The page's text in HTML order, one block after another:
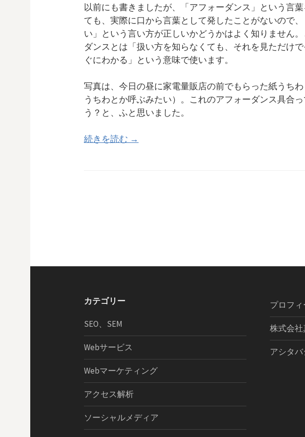
以前にも書きましたが、「アフォーダンス」という言
ても、実際に口から言葉として発したことがないので
い」という言い方が正しいかどうかはよく知りません
ダンスとは「扱い方を知らなくても、それを見ただけ
ぐにわかる」という意味で使います。
写真は、今日の昼に家電量販店の前でもらった紙うち
うちわとか呼ぶみたい）。これのアフォーダンス具合
う？と、ふと思いました。
続きを読む →
カテゴリー
SEO、SEM
Webサービス
Webマーケティング
アクセス解析
ソーシャルメディア
プロフ
株式会
アシタ